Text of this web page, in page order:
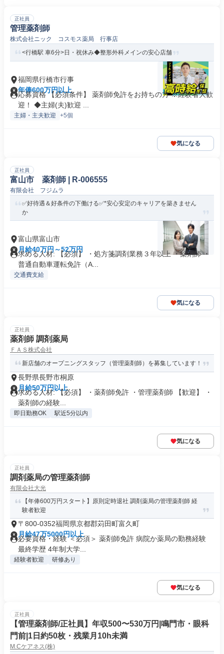
正社員
管理薬剤師
株式会社ニック コスモス薬局 行事店
<行橋駅 車6分>日・祝休み◆整形外科メインの安心店舗
福岡県行橋市行事
年俸600万円以上
応募資格 【必須条件】 薬剤師免許をお持ちの方 ※経験者大歓
迎！ ◆主婦(夫)歓迎 ...
主婦・主夫歓迎 +5個
気になる
正社員
富山市 薬剤師 | R-006555
有限会社 フジムラ
✅好待遇＆好条件の下働ける✅*安心安定のキャリアを築きません
か
富山県富山市
月給40万円～52万円
求める人材: 【必須】 ・処方箋調剤業務３年以上 ・薬剤師 ・
普通自動車運転免許（A...
交通費支給
気になる
正社員
薬剤師 調剤薬局
ＦＡＳ株式会社
新店舗のオープニングスタッフ（管理薬剤師）を募集しています！
長野県長野市桐原
月給50万円以上
求める人材: 【必須】 ・薬剤師免許 ・管理薬剤師 【歓迎】 ・
薬剤師の経験...
即日勤務OK 駅近5分以内
気になる
正社員
調剤薬局の管理薬剤師
有限会社大光
【年俸600万円スタート】原則定時退社 調剤薬局の管理薬剤師 経
験者歓迎
〒800-0352福岡県京都郡苅田町富久町
月給47万5000円以上
必要資格・経験 ＜必須＞ 薬剤師免許 病院か薬局の勤務経験
最終学歴 4年制大学...
経験者歓迎 研修あり
気になる
正社員
【管理薬剤師/正社員】年収500〜530万円|鳴門市・眼科
門前|1日約50枚・残業月10h未満
M.Cケアネス(株)